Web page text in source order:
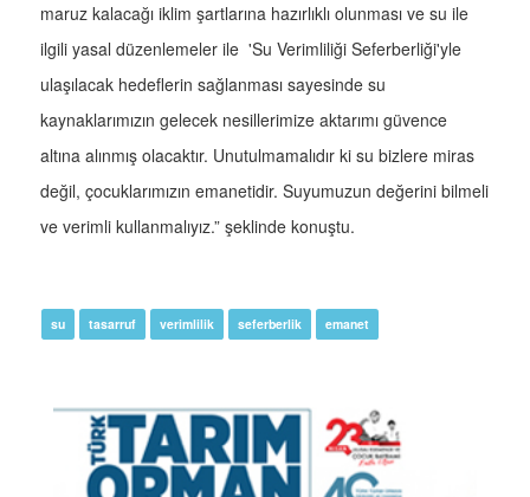
maruz kalacağı iklim şartlarına hazırlıklı olunması ve su ile
ilgili yasal düzenlemeler ile 'Su Verimliliği Seferberliği'yle
ulaşılacak hedeflerin sağlanması sayesinde su
kaynaklarımızın gelecek nesillerimize aktarımı güvence
altına alınmış olacaktır. Unutulmamalıdır ki su bizlere miras
değil, çocuklarımızın emanetidir. Suyumuzun değerini bilmeli
ve verimli kullanmalıyız.” şeklinde konuştu.
su tasarruf verimlilik seferberlik emanet